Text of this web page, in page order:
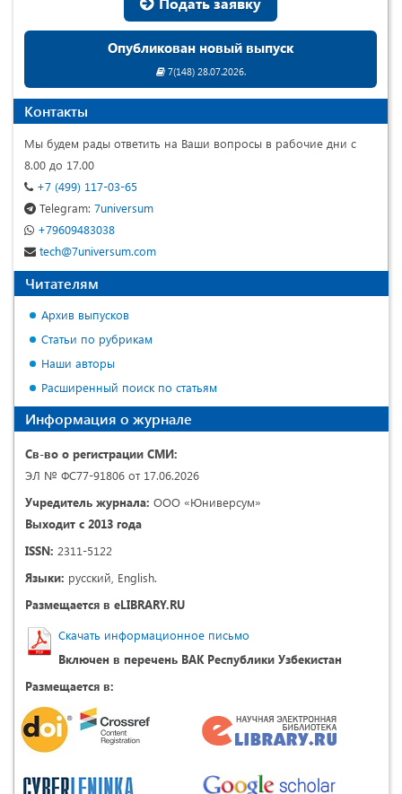
Опубликован новый выпуск
7(148) 28.07.2026.
Контакты
Мы будем рады ответить на Ваши вопросы в рабочие дни с
8.00 до 17.00
+7 (499) 117-03-65
Telegram: 7universum
+79609483038
tech@7universum.com
Читателям
Архив выпусков
Статьи по рубрикам
Наши авторы
Расширенный поиск по статьям
Информация о журнале
Св-во о регистрации СМИ:
ЭЛ № ФС77-91806 от 17.06.2026
Учредитель журнала: ООО «Юниверсум»
Выходит с 2013 года
ISSN: 2311-5122
Языки: русский, English.
Размещается в eLIBRARY.RU
Скачать информационное письмо
Включен в перечень ВАК Республики Узбекистан
Размещается в: